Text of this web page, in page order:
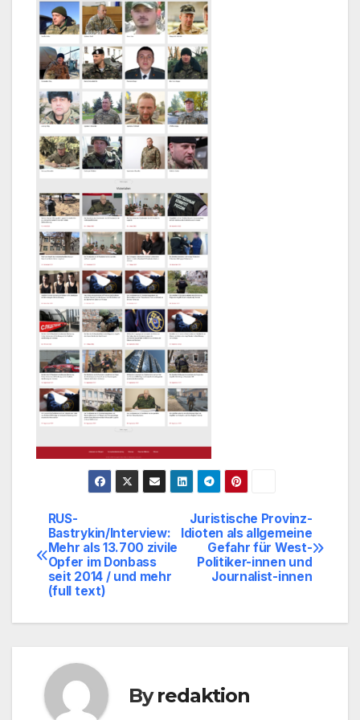
Beitragsnavigation
Juristische Provinz-
Idioten als allgemeine
Gefahr für West-
Politiker-innen und
Journalist-innen
RUS-
Bastrykin/Interview:
Mehr als 13.700 zivile
Opfer im Donbass
seit 2014 / und mehr
(full text)
Byredaktion